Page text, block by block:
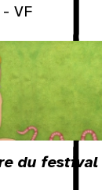
Sam Dim
VF
du festival